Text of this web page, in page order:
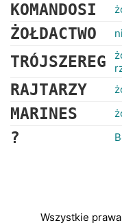
KOMANDOSI
ŻOŁDACTWO
TRÓJSZEREG
RAJTARZY
MARINES
?
Wszystkie